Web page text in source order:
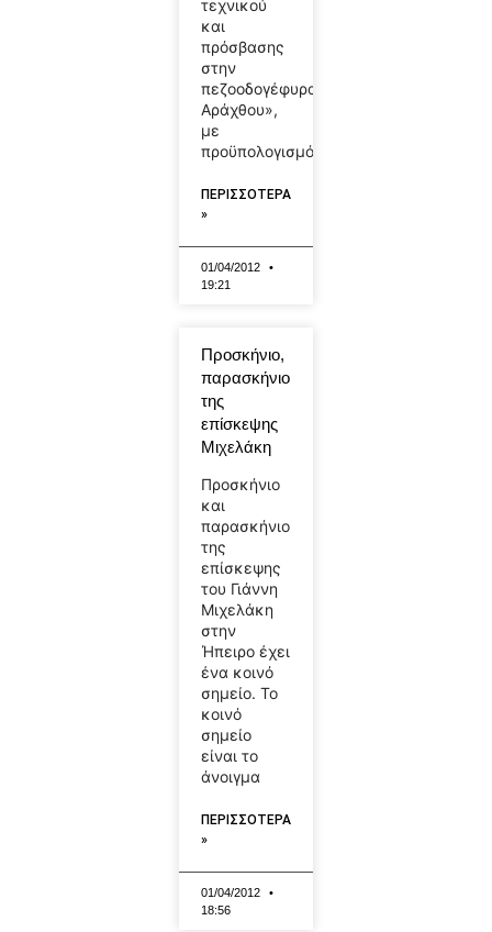
τεχνικού
και
πρόσβασης
στην
πεζοοδογέφυρα
Αράχθου»,
με
προϋπολογισμό
ΠΕΡΙΣΣΟΤΕΡΑ
»
01/04/2012
19:21
Προσκήνιο,
παρασκήνιο
της
επίσκεψης
Μιχελάκη
Προσκήνιο
και
παρασκήνιο
της
επίσκεψης
του Γιάννη
Μιχελάκη
στην
Ήπειρο έχει
ένα κοινό
σημείο. Το
κοινό
σημείο
είναι το
άνοιγμα
ΠΕΡΙΣΣΟΤΕΡΑ
»
01/04/2012
18:56